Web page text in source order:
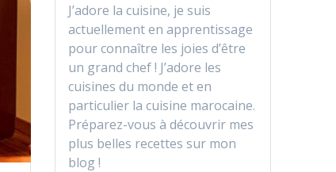
J’adore la cuisine, je suis
actuellement en apprentissage
pour connaître les joies d’être
un grand chef ! J’adore les
cuisines du monde et en
particulier la cuisine marocaine.
Préparez-vous à découvrir mes
plus belles recettes sur mon
blog !